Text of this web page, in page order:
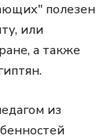
полезен
или
а также
из